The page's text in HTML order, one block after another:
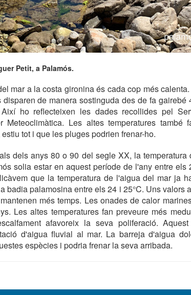
Petit, a Palamós.
mar a la costa gironina és cada cop més
de manera sostinguda des de fa gairebé
ho reflecteixen les dades recollides pel
Meteoclimàtica. Les altes temperatures també
tot i que les pluges podrien frenar-ho.
dels anys 80 o 90 del segle XX, la
solia estar en aquest període de l'any entre
que la temperatura de l'aigua del mar ja
badia palamosina entre els 24 i 25°C. Uns valors
més temps. Les onades de calor
Les altes temperatures fan preveure més
afavoreix la seva poliferació.
d'aigua fluvial al mar. La barreja d'aigua
espècies i podria frenar la seva arribada.